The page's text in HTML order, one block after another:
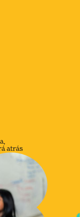
atrás